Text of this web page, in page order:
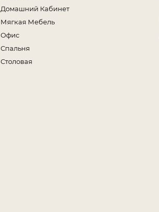
Домашний Кабинет
Мягкая Мебель
Офис
Спальня
Столовая